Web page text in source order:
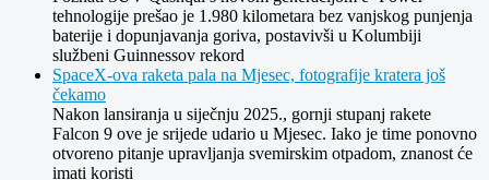
tehnologije prešao je 1.980 kilometara bez vanjskog punjenja
baterije i dopunjavanja goriva, postavivši u Kolumbiji
službeni Guinnessov rekord
SpaceX-ova raketa pala na Mjesec, fotografije kratera još
čekamo
Nakon lansiranja u siječnju 2025., gornji stupanj rakete
Falcon 9 ove je srijede udario u Mjesec. Iako je time ponovno
otvoreno pitanje upravljanja svemirskim otpadom, znanost će
imati koristi